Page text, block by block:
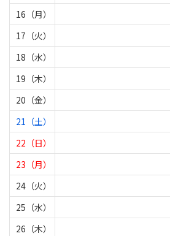
16（月）
17（火）
18（水）
19（木）
20（金）
21（土）
22（日）
23（月）
24（火）
25（水）
26（木）